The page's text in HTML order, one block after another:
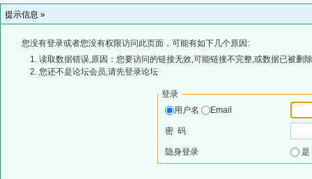
提示信息 »
您没有登录或者您没有权限访问此页面，可能有如下几个原因:
读取数据错误,原因：您要访问的链接无效,可能链接不完整,或数据已被删
您还不是论坛会员,请先登录论坛
登录
用户名
Email
密 码
隐身登录